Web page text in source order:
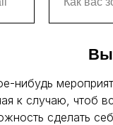
нибудь
к случаю, чтоб
сделать